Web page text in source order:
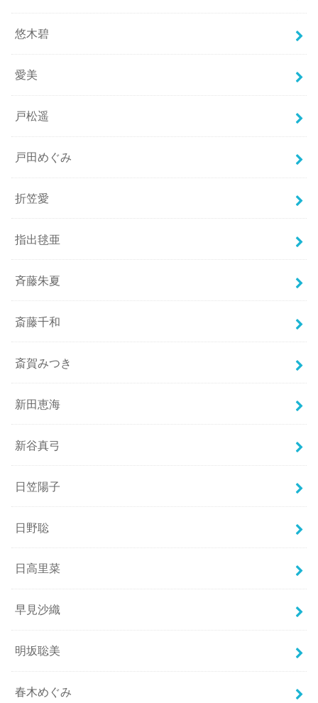
悠木碧
愛美
戸松遥
戸田めぐみ
折笠愛
指出毬亜
斉藤朱夏
斎藤千和
斎賀みつき
新田恵海
新谷真弓
日笠陽子
日野聡
日高里菜
早見沙織
明坂聡美
春木めぐみ